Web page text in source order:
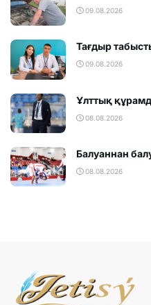
09.08.2026
Тағдыр
09.08.2026
Ұлттық
08.08.2026
Балуаннан
08.08.2026